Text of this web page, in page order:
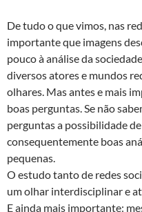
De tudo o que vimos, nas
importante que imagens
pouco à análise da
diversos atores e mundos
olhares. Mas antes e mais
boas perguntas. Se não
perguntas a possibilidade
consequentemente boas
pequenas.
O estudo tanto de redes
um olhar interdisciplinar e
E ainda mais importante: